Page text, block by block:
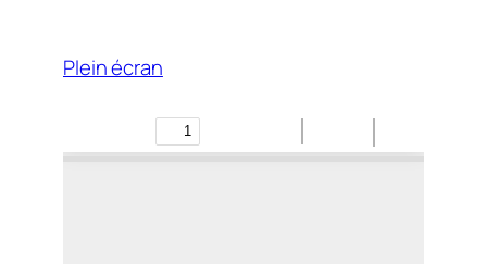
Plein écran